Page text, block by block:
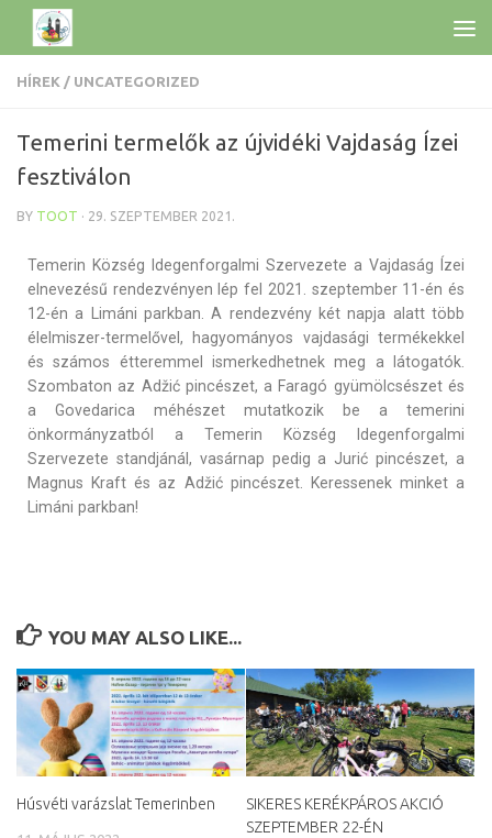
HÍREK / UNCATEGORIZED
Temerini termelők az újvidéki Vajdaság Ízei
fesztiválon
BY TOOT · 29. SZEPTEMBER 2021.
Temerin Község Idegenforgalmi Szervezete a Vajdaság Ízei
elnevezésű rendezvényen lép fel 2021. szeptember 11-én és
12-én a Limáni parkban. A rendezvény két napja alatt több
élelmiszer-termelővel, hagyományos vajdasági termékekkel
és számos étteremmel ismerkedhetnek meg a látogatók.
Szombaton az Adžić pincészet, a Faragó gyümölcsészet és
a Govedarica méhészet mutatkozik be a temerini
önkormányzatból a Temerin Község Idegenforgalmi
Szervezete standjánál, vasárnap pedig a Jurić pincészet, a
Magnus Kraft és az Adžić pincészet. Keressenek minket a
Limáni parkban!
YOU MAY ALSO LIKE...
Húsvéti varázslat Temerinben
SIKERES KERÉKPÁROS AKCIÓ
SZEPTEMBER 22-ÉN